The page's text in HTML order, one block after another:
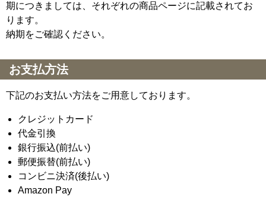
期につきましては、それぞれの商品ページに記載されてお
ります。
納期をご確認ください。
お支払方法
下記のお支払い方法をご用意しております。
クレジットカード
代金引換
銀行振込(前払い)
郵便振替(前払い)
コンビニ決済(後払い)
Amazon Pay